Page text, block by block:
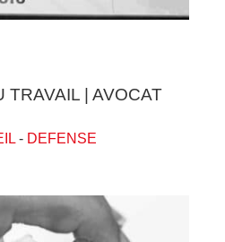
TRAVAIL | AVOCAT
- DEFENSE